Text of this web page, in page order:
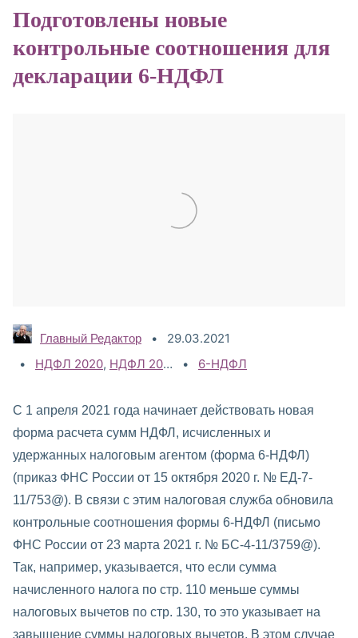
Подготовлены новые
контрольные соотношения для
декларации 6-НДФЛ
Главный Редактор
29.03.2021
Категории:
НДФЛ 2020, НДФЛ 2021 Теги:
6-НДФЛ
С 1 апреля 2021 года начинает действовать новая
форма расчета сумм НДФЛ, исчисленных и
удержанных налоговым агентом (форма 6-НДФЛ)
(приказ ФНС России от 15 октября 2020 г. № ЕД-7-
11/753@). В связи с этим налоговая служба обновила
контрольные соотношения формы 6-НДФЛ (письмо
ФНС России от 23 марта 2021 г. № БС-4-11/3759@).
Так, например, указывается, что если сумма
начисленного налога по стр. 110 меньше суммы
налоговых вычетов по стр. 130, то это указывает на
завышение суммы налоговых вычетов. В этом случае